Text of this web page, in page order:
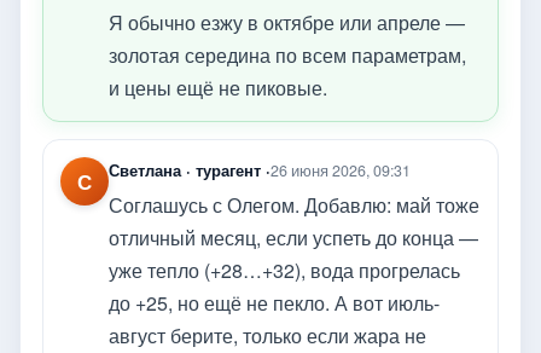
Я обычно езжу в октябре или апреле —
золотая середина по всем параметрам,
и цены ещё не пиковые.
С Светлана · турагент ·26 июня 2026, 09:31
Соглашусь с Олегом. Добавлю: май тоже
отличный месяц, если успеть до конца —
уже тепло (+28…+32), вода прогрелась
до +25, но ещё не пекло. А вот июль-
август берите, только если жара не